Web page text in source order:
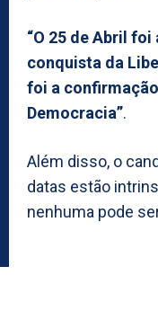
“O 25 de Abril
conquista da
foi a
Democracia”.
Além disso, o
datas estão
nenhuma pode